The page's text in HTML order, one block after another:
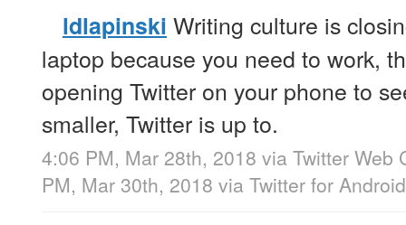
ldlapinski Writing culture is
laptop because you need to work,
opening Twitter on your phone to
smaller, Twitter is up to.
4:06 PM, Mar 28th, 2018 via Twitter Web
PM, Mar 30th, 2018 via Twitter for Android